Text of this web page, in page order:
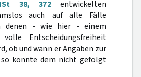
38, 372entwickelten
auch auf alle Fälle
denen - wie hier - einem
Entscheidungsfreiheit
ob und wann er Angaben zur
so könnte dem nicht gefolgt